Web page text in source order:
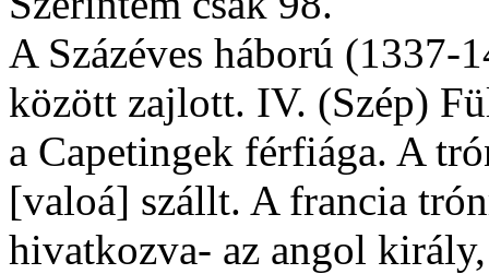
A Százéves háború (1337-
között zajlott. IV. (Szép)
a Capetingek férfiága. A
[valoá] szállt. A francia
hivatkozva- az angol